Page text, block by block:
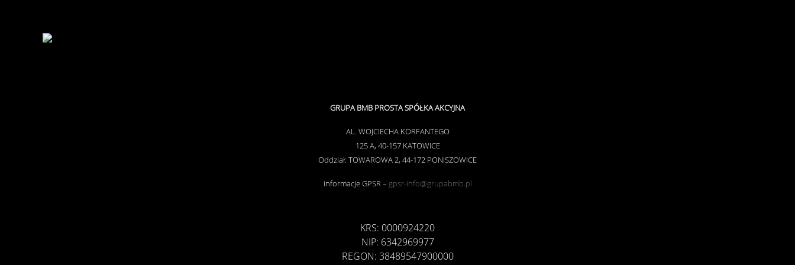
GRUPA BMB PROSTA SPÓŁKA AKCYJNA
AL. WOJCIECHA KORFANTEGO
125 A, 40-157 KATOWICE
Oddział: TOWAROWA 2, 44-172 PONISZOWICE
informacje GPSR – gpsr-info@grupabmb.pl
KRS: 0000924220
NIP: 6342969977
REGON: 38489547900000